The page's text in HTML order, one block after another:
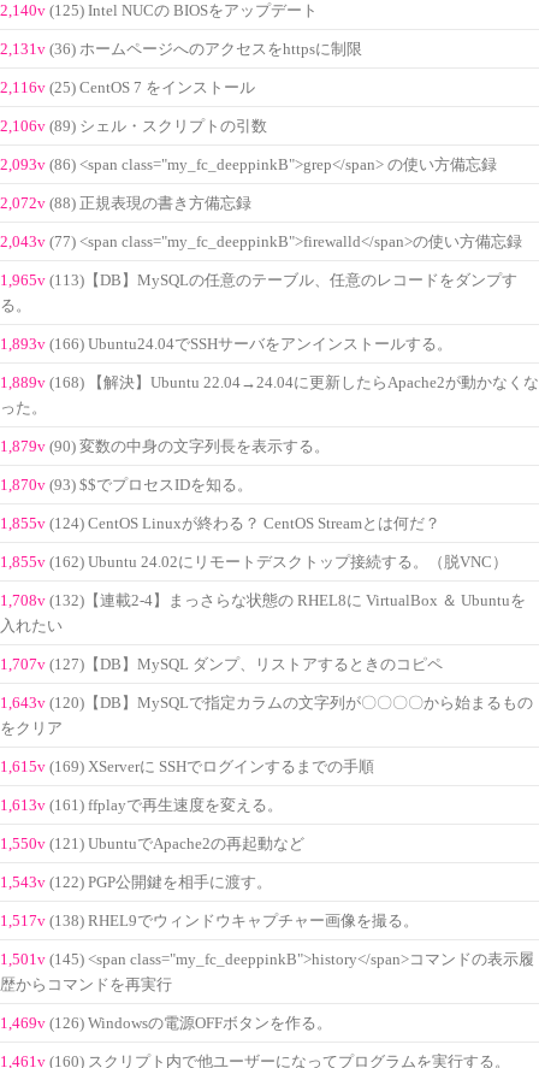
2,140v (125) Intel NUCの BIOSをアップデート
2,131v (36) ホームページへのアクセスをhttpsに制限
2,116v (25) CentOS 7 をインストール
2,106v (89) シェル・スクリプトの引数
2,093v (86) <span class="my_fc_deeppinkB">grep</span> の使い方備忘録
2,072v (88) 正規表現の書き方備忘録
2,043v (77) <span class="my_fc_deeppinkB">firewalld</span>の使い方備忘録
1,965v (113)【DB】MySQLの任意のテーブル、任意のレコードをダンプす
る。
1,893v (166) Ubuntu24.04でSSHサーバをアンインストールする。
1,889v (168) 【解決】Ubuntu 22.04→24.04に更新したらApache2が動かなくな
った。
1,879v (90) 変数の中身の文字列長を表示する。
1,870v (93) $$でプロセスIDを知る。
1,855v (124) CentOS Linuxが終わる？ CentOS Streamとは何だ？
1,855v (162) Ubuntu 24.02にリモートデスクトップ接続する。（脱VNC）
1,708v (132)【連載2-4】まっさらな状態の RHEL8に VirtualBox ＆ Ubuntuを
入れたい
1,707v (127)【DB】MySQL ダンプ、リストアするときのコピペ
1,643v (120)【DB】MySQLで指定カラムの文字列が〇〇〇〇から始まるもの
をクリア
1,615v (169) XServerに SSHでログインするまでの手順
1,613v (161) ffplayで再生速度を変える。
1,550v (121) UbuntuでApache2の再起動など
1,543v (122) PGP公開鍵を相手に渡す。
1,517v (138) RHEL9でウィンドウキャプチャー画像を撮る。
1,501v (145) <span class="my_fc_deeppinkB">history</span>コマンドの表示履
歴からコマンドを再実行
1,469v (126) Windowsの電源OFFボタンを作る。
1,461v (160) スクリプト内で他ユーザーになってプログラムを実行する。